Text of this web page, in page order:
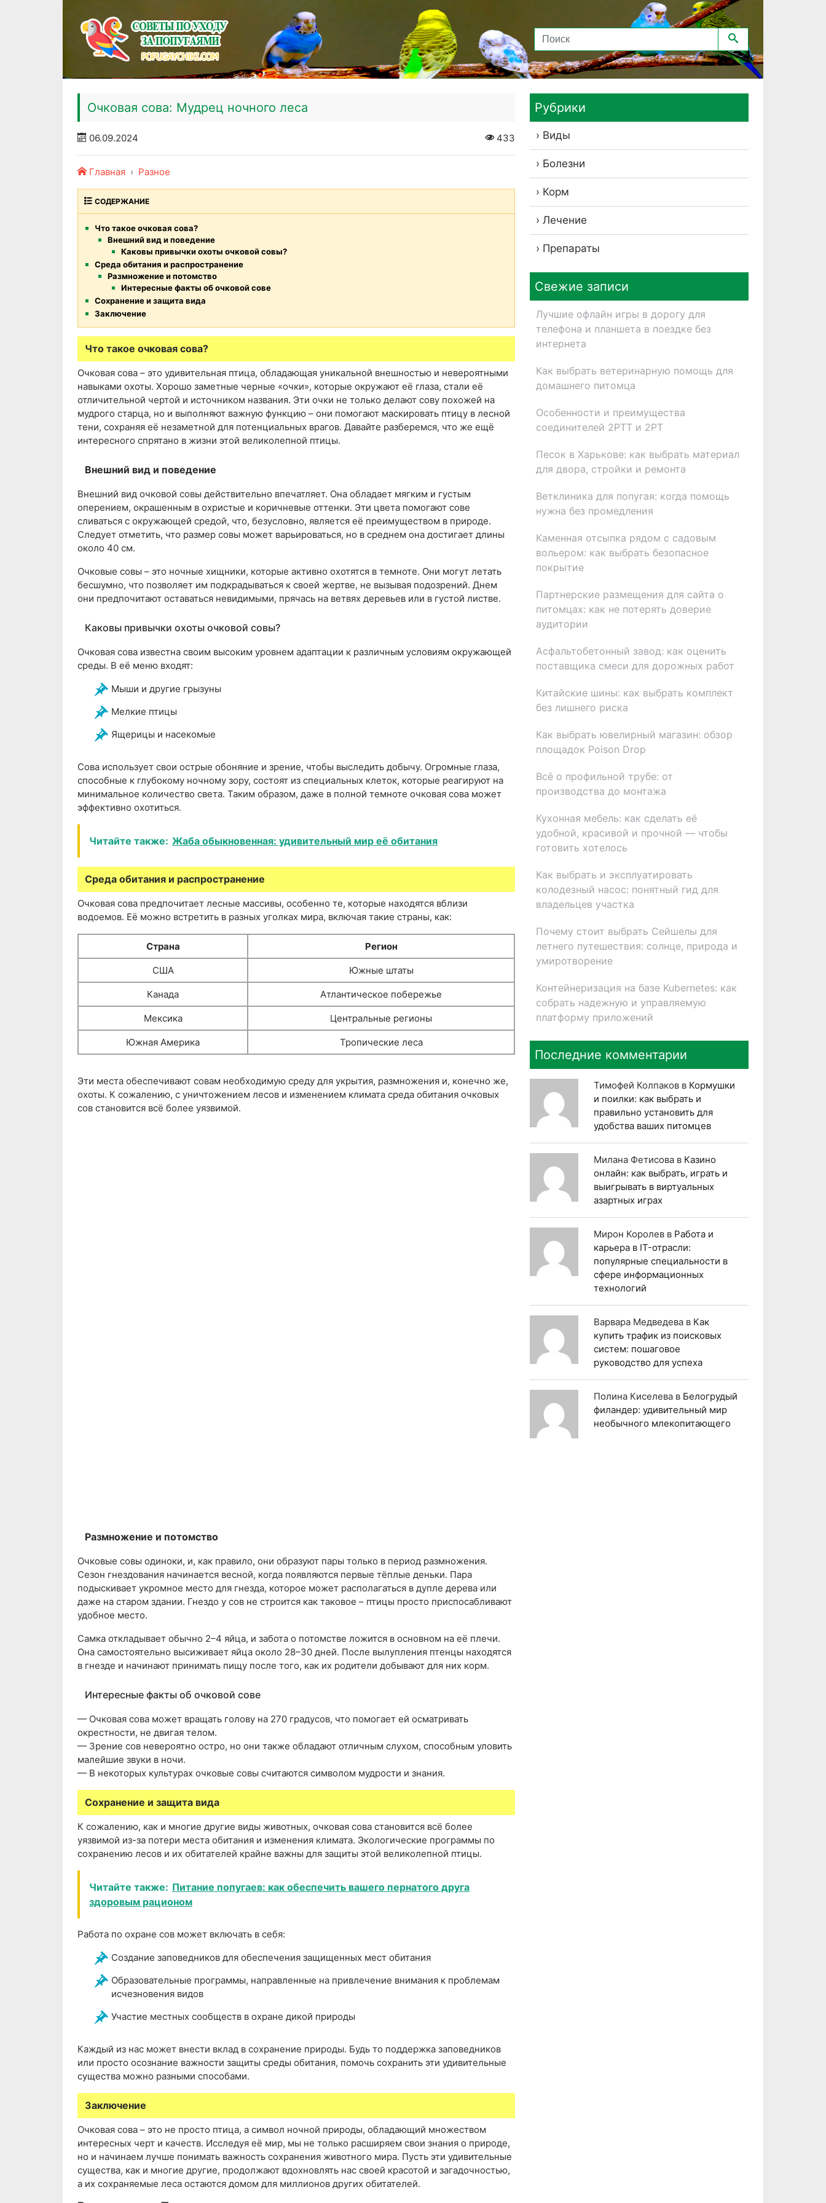
Очковая сова: Мудрец ночного леса
06.09.2024 433
Главная Разное
СОДЕРЖАНИЕ
Что такое очковая сова?
Внешний вид и поведение
Каковы привычки охоты очковой совы?
Среда обитания и распространение
Размножение и потомство
Интересные факты об очковой сове
Сохранение и защита вида
Заключение
Что такое очковая сова?
Очковая сова – это удивительная птица, обладающая уникальной внешностью и невероятными
навыками охоты. Хорошо заметные черные «очки», которые окружают её глаза, стали её
отличительной чертой и источником названия. Эти очки не только делают сову похожей на
мудрого старца, но и выполняют важную функцию – они помогают маскировать птицу в лесной
тени, сохраняя её незаметной для потенциальных врагов. Давайте разберемся, что же ещё
интересного спрятано в жизни этой великолепной птицы.
Внешний вид и поведение
Внешний вид очковой совы действительно впечатляет. Она обладает мягким и густым
оперением, окрашенным в охристые и коричневые оттенки. Эти цвета помогают сове
сливаться с окружающей средой, что, безусловно, является её преимуществом в природе.
Следует отметить, что размер совы может варьироваться, но в среднем она достигает длины
около 40 см.
Очковые совы – это ночные хищники, которые активно охотятся в темноте. Они могут летать
бесшумно, что позволяет им подкрадываться к своей жертве, не вызывая подозрений. Днем
они предпочитают оставаться невидимыми, прячась на ветвях деревьев или в густой листве.
Каковы привычки охоты очковой совы?
Очковая сова известна своим высоким уровнем адаптации к различным условиям окружающей
среды. В её меню входят:
Мыши и другие грызуны
Мелкие птицы
Ящерицы и насекомые
Сова использует свои острые обоняние и зрение, чтобы выследить добычу. Огромные глаза,
способные к глубокому ночному зору, состоят из специальных клеток, которые реагируют на
минимальное количество света. Таким образом, даже в полной темноте очковая сова может
эффективно охотиться.
Читайте также: Жаба обыкновенная: удивительный мир её обитания
Среда обитания и распространение
Очковая сова предпочитает лесные массивы, особенно те, которые находятся вблизи
водоемов. Её можно встретить в разных уголках мира, включая такие страны, как:
Страна Регион
США Южные штаты
Канада Атлантическое побережье
Мексика Центральные регионы
Южная Америка Тропические леса
Эти места обеспечивают совам необходимую среду для укрытия, размножения и, конечно же,
охоты. К сожалению, с уничтожением лесов и изменением климата среда обитания очковых
сов становится всё более уязвимой.
Размножение и потомство
Очковые совы одиноки, и, как правило, они образуют пары только в период размножения.
Сезон гнездования начинается весной, когда появляются первые тёплые деньки. Пара
подыскивает укромное место для гнезда, которое может располагаться в дупле дерева или
даже на старом здании. Гнездо у сов не строится как таковое – птицы просто приспосабливают
удобное место.
Самка откладывает обычно 2–4 яйца, и забота о потомстве ложится в основном на её плечи.
Она самостоятельно высиживает яйца около 28–30 дней. После вылупления птенцы находятся
в гнезде и начинают принимать пищу после того, как их родители добывают для них корм.
Интересные факты об очковой сове
— Очковая сова может вращать голову на 270 градусов, что помогает ей осматривать
окрестности, не двигая телом.
— Зрение сов невероятно остро, но они также обладают отличным слухом, способным уловить
малейшие звуки в ночи.
— В некоторых культурах очковые совы считаются символом мудрости и знания.
Сохранение и защита вида
К сожалению, как и многие другие виды животных, очковая сова становится всё более
уязвимой из-за потери места обитания и изменения климата. Экологические программы по
сохранению лесов и их обитателей крайне важны для защиты этой великолепной птицы.
Читайте также: Питание попугаев: как обеспечить вашего пернатого друга
здоровым рационом
Работа по охране сов может включать в себя:
Создание заповедников для обеспечения защищенных мест обитания
Образовательные программы, направленные на привлечение внимания к проблемам
исчезновения видов
Участие местных сообществ в охране дикой природы
Каждый из нас может внести вклад в сохранение природы. Будь то поддержка заповедников
или просто осознание важности защиты среды обитания, помочь сохранить эти удивительные
существа можно разными способами.
Заключение
Очковая сова – это не просто птица, а символ ночной природы, обладающий множеством
интересных черт и качеств. Исследуя её мир, мы не только расширяем свои знания о природе,
но и начинаем лучше понимать важность сохранения животного мира. Пусть эти удивительные
существа, как и многие другие, продолжают вдохновлять нас своей красотой и загадочностью,
а их сохраняемые леса остаются домом для миллионов других обитателей.
Рубрики
Виды
Болезни
Корм
Лечение
Препараты
Свежие записи
Лучшие офлайн игры в дорогу для
телефона и планшета в поездке без
интернета
Как выбрать ветеринарную помощь для
домашнего питомца
Особенности и преимущества
соединителей 2РТТ и 2РТ
Песок в Харькове: как выбрать материал
для двора, стройки и ремонта
Ветклиника для попугая: когда помощь
нужна без промедления
Каменная отсыпка рядом с садовым
вольером: как выбрать безопасное
покрытие
Партнерские размещения для сайта о
питомцах: как не потерять доверие
аудитории
Асфальтобетонный завод: как оценить
поставщика смеси для дорожных работ
Китайские шины: как выбрать комплект
без лишнего риска
Как выбрать ювелирный магазин: обзор
площадок Poison Drop
Всё о профильной трубе: от
производства до монтажа
Кухонная мебель: как сделать её
удобной, красивой и прочной — чтобы
готовить хотелось
Как выбрать и эксплуатировать
колодезный насос: понятный гид для
владельцев участка
Почему стоит выбрать Сейшелы для
летнего путешествия: солнце, природа и
умиротворение
Контейнеризация на базе Kubernetes: как
собрать надежную и управляемую
платформу приложений
Последние комментарии
Тимофей Колпаков в Кормушки
и поилки: как выбрать и
правильно установить для
удобства ваших питомцев
Милана Фетисова в Казино
онлайн: как выбрать, играть и
выигрывать в виртуальных
азартных играх
Мирон Королев в Работа и
карьера в IT-отрасли:
популярные специальности в
сфере информационных
технологий
Варвара Медведева в Как
купить трафик из поисковых
систем: пошаговое
руководство для успеха
Полина Киселева в Белогрудый
филандер: удивительный мир
необычного млекопитающего